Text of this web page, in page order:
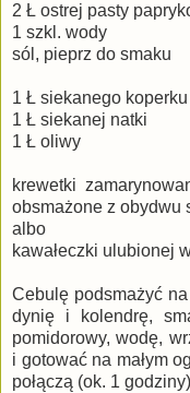
2 Ł ostrej pasty
1 szkl. wody
sól, pieprz do smaku
1 Ł siekanego koperku
1 Ł siekanej natki
1 Ł oliwy
krewetki
obsmażone z obydwu
albo
kawałeczki ulubionej
Cebulę podsmażyć
dynię i kolendrę,
pomidorowy, wodę,
i gotować na małym
połączą (ok. 1